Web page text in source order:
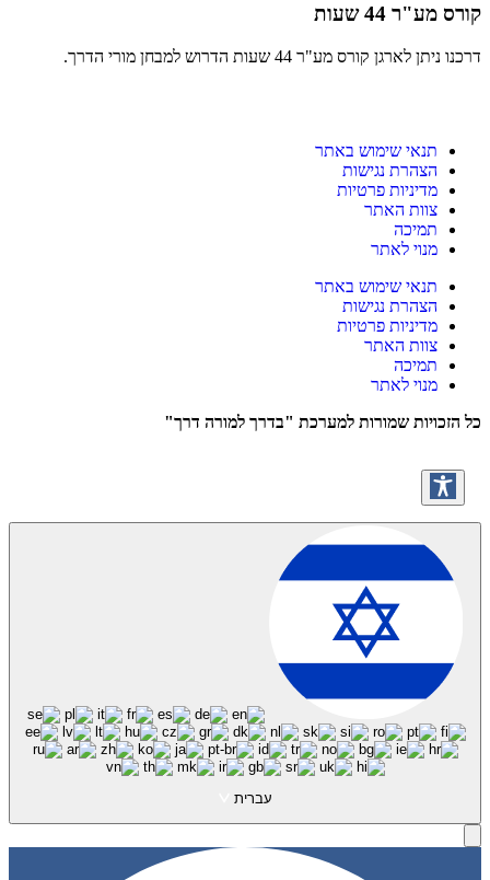
קורס מע"ר 44 שעות
דרכנו ניתן לארגן קורס מע"ר 44 שעות הדרוש למבחן מורי הדרך.
תנאי שימוש באתר
הצהרת נגישות
מדיניות פרטיות
צוות האתר
תמיכה
מנוי לאתר
תנאי שימוש באתר
הצהרת נגישות
מדיניות פרטיות
צוות האתר
תמיכה
מנוי לאתר
כל הזכויות שמורות למערכת "בדרך למורה דרך"
עברית